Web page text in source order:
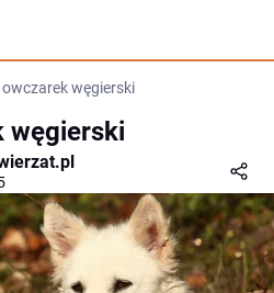
węgierski
węgierski